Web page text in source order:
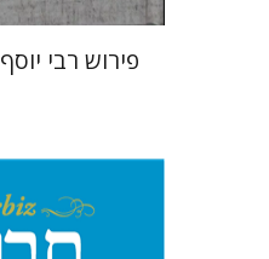
פירוש רבי
שלמה נאה